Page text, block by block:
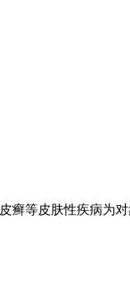
癣等皮肤性疾病为